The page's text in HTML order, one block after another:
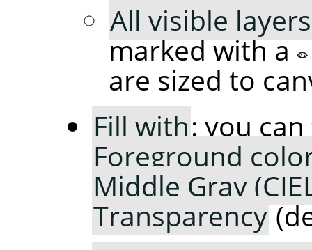
All visible layers
marked with a
are sized to
Fill with: you
Foreground
Middle Gray
Transparency